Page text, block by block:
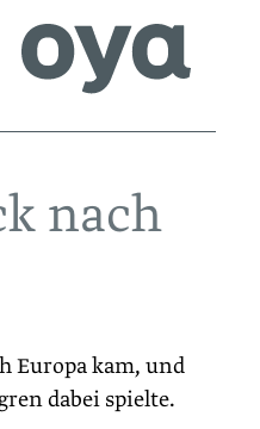
nach
Europa kam, und
dabei spielte.